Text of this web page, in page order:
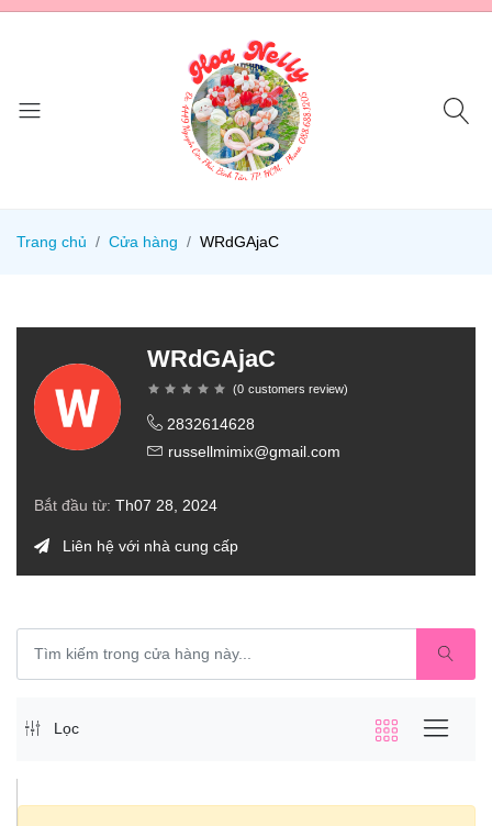
Trang chủ Cửa hàng WRdGAjaC
WRdGAjaC
(0 customers review)
2832614628
russellmimix@gmail.com
Bắt đầu từ: Th07 28, 2024
Liên hệ với nhà cung cấp
Lọc